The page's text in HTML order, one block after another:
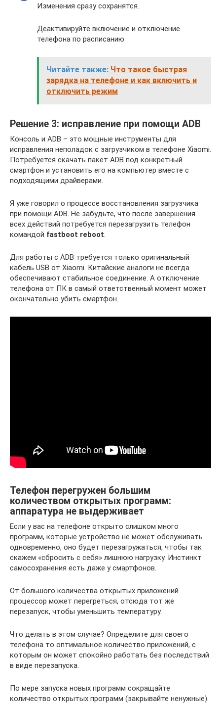
Изменения сразу сохранятся.
Деактивируйте включение и отключение
телефона по расписанию
Читайте также: Что такое быстрая
зарядка на телефоне и как включить и
отключить режим
Решение 3: исправление при помощи ADB
Консоль и ADB – это мощные инструменты для
исправления неполадок с загрузчиком в телефоне Xiaomi.
Потребуется скачать пакет ADB под конкретный
смартфон и установить его на компьютер вместе с
подходящими драйверами.
Я уже говорил о процессе восстановления загрузчика
при помощи ADB. Не забудьте, что после завершения
всех действий потребуется перезагрузить телефон
командой fastboot reboot.
Для работы с ADB требуется только оригинальный
кабель USB от Xiaomi. Китайские аналоги не всегда
обеспечивают стабильное соединение. А отключение
телефона от ПК в самый ответственный момент может
окончательно убить смартфон.
Телефон перегружен большим
количеством открытых программ:
аппаратура не выдерживает
Если у вас на телефоне открыто слишком много
программ, которые устройство не может обслуживать
одновременно, оно будет перезагружаться, чтобы так
скажем «сбросить с себя» лишнюю нагрузку. Инстинкт
самосохранения есть даже у смартфонов.
От большого количества открытых приложений
процессор может перегреться, отсюда тот же
перезапуск, чтобы уменьшить температуру.
Что делать в этом случае? Определите для своего
телефона то оптимальное количество приложений, с
которым он может спокойно работать без последствий
в виде перезапуска.
По мере запуска новых программ сокращайте
количество открытых программ (закрывайте ненужные).